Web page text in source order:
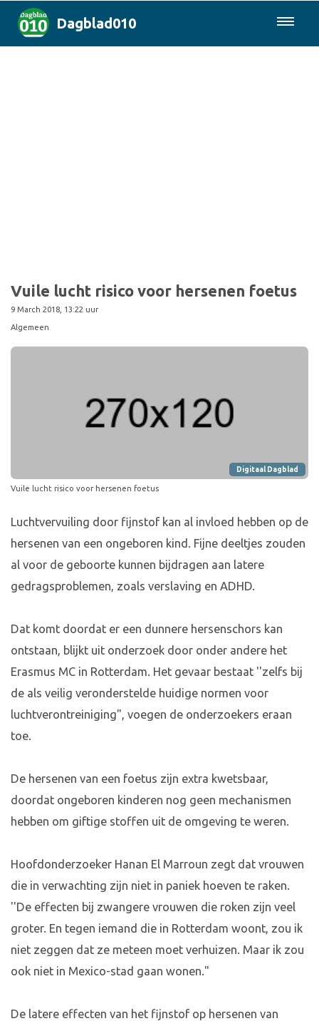
Dagblad010
Vuile lucht risico voor hersenen foetus
9 March 2018, 13:22 uur
Algemeen
Digitaal Dagblad
Vuile lucht risico voor hersenen foetus
Luchtvervuiling door fijnstof kan al invloed hebben op de
hersenen van een ongeboren kind. Fijne deeltjes zouden
al voor de geboorte kunnen bijdragen aan latere
gedragsproblemen, zoals verslaving en ADHD.
Dat komt doordat er een dunnere hersenschors kan
ontstaan, blijkt uit onderzoek door onder andere het
Erasmus MC in Rotterdam. Het gevaar bestaat ''zelfs bij
de als veilig veronderstelde huidige normen voor
luchtverontreiniging", voegen de onderzoekers eraan
toe.
De hersenen van een foetus zijn extra kwetsbaar,
doordat ongeboren kinderen nog geen mechanismen
hebben om giftige stoffen uit de omgeving te weren.
Hoofdonderzoeker Hanan El Marroun zegt dat vrouwen
die in verwachting zijn niet in paniek hoeven te raken.
''De effecten bij zwangere vrouwen die roken zijn veel
groter. En tegen iemand die in Rotterdam woont, zou ik
niet zeggen dat ze meteen moet verhuizen. Maar ik zou
ook niet in Mexico-stad gaan wonen."
De latere effecten van het fijnstof op hersenen van